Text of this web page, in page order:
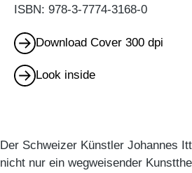
ISBN: 978-3-7774-3168-0
Download Cover 300 dpi
Look inside
Der Schweizer Künstler Johannes
nicht nur ein wegweisender